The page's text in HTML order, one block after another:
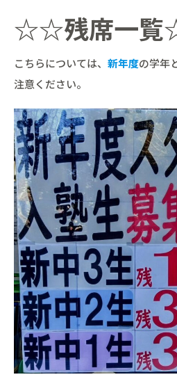
☆☆残席一覧
こちらについては、 新年度の学年
注意ください。